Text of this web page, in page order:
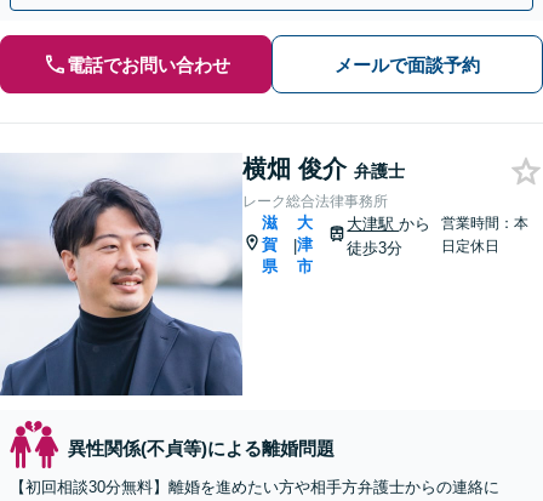
電話でお問い合わせ メールで面談予約
横畑 俊介 弁護士
レーク総合法律事務所
滋
賀
県
|
大
津
市
大津駅から
徒歩3分
営業時間：本
日定休日
異性関係(不貞等)による離婚問題
【初回相談30分無料】離婚を進めたい方や相手方弁護士からの連絡に